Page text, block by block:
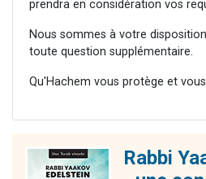
prendra en considération vos
Nous sommes à votre
toute question supplémentaire.
Qu'Hachem vous protège et
Rabbi